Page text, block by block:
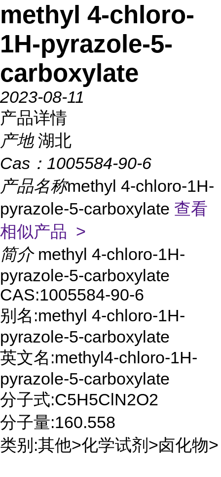
methyl 4-chloro-
1H-pyrazole-5-
carboxylate
2023-08-11
产品详情
产地 湖北
Cas： 1005584-90-6
产品名称methyl 4-chloro-1H-
pyrazole-5-carboxylate 查看
相似产品 >
简介 methyl 4-chloro-1H-
pyrazole-5-carboxylate
CAS:1005584-90-6
别名:methyl 4-chloro-1H-
pyrazole-5-carboxylate
英文名:methyl4-chloro-1H-
pyrazole-5-carboxylate
分子式:C5H5ClN2O2
分子量:160.558
类别:其他>化学试剂>卤化物>